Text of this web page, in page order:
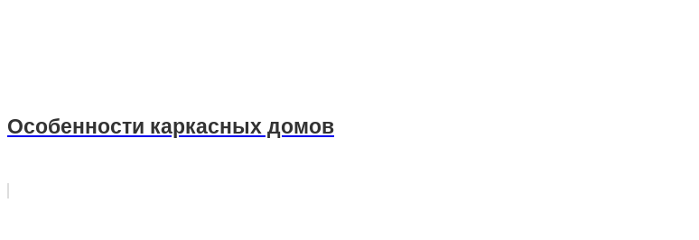
Особенности каркасных домов